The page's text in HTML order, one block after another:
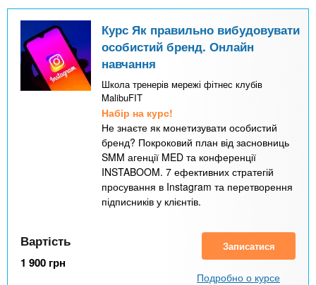
Курс Як правильно вибудовувати
особистий бренд. Онлайн
навчання
Школа тренерів мережі фітнес клубів
MalibuFIT
Набір на курс!
Не знаєте як монетизувати особистий
бренд? Покроковий план від засновниць
SMM агенції MED та конференції
INSTABOOM. 7 ефективних стратегій
просування в Instagram та перетворення
підписників у клієнтів.
Вартість
1 900 грн
Записатися
Подробно о курсе